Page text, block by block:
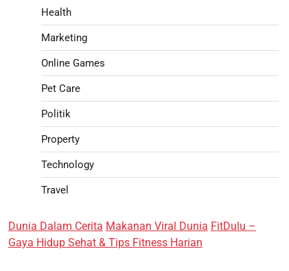
Health
Marketing
Online Games
Pet Care
Politik
Property
Technology
Travel
Dunia Dalam Cerita Makanan Viral Dunia FitDulu –
Gaya Hidup Sehat & Tips Fitness Harian